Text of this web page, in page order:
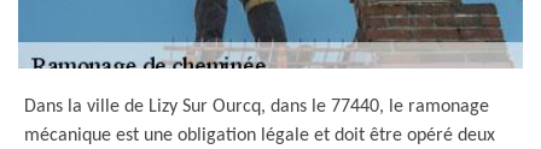
Dans la ville de Lizy Sur Ourcq, dans le 77440, le ramonage
mécanique est une obligation légale et doit être opéré deux